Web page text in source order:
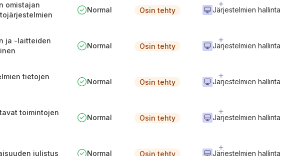
omistajan
Normal Osin tehty Järjestelmien hallinta
ja -laitteiden
Normal Osin tehty Järjestelmien hallinta
tietojen
Normal Osin tehty Järjestelmien hallinta
toimintojen
Normal Osin tehty Järjestelmien hallinta
julistus Normal Osin tehty Järjestelmien hallinta